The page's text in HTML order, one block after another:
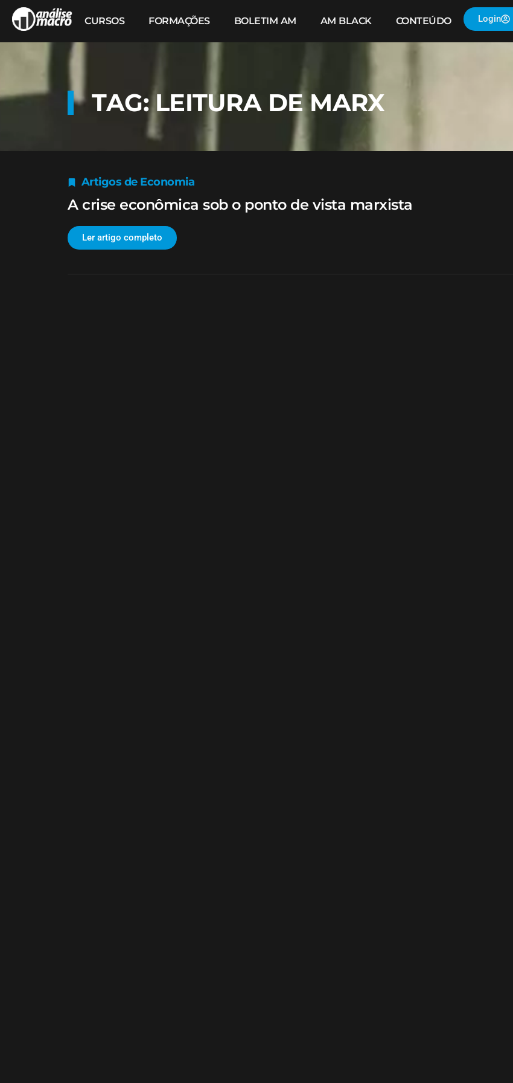
CURSOS FORMAÇÕES BOLETIM AM AM BLACK CONTEÚDO Login
TAG: LEITURA DE MARX
Artigos de Economia
A crise econômica sob o ponto de vista marxista
Ler artigo completo